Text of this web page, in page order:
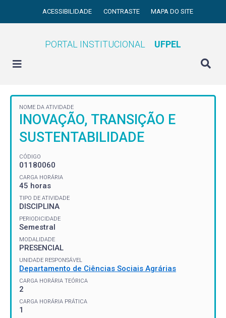
ACESSIBILIDADE CONTRASTE MAPA DO SITE
PORTAL INSTITUCIONAL UFPEL
NOME DA ATIVIDADE
INOVAÇÃO, TRANSIÇÃO E
SUSTENTABILIDADE
CÓDIGO
01180060
CARGA HORÁRIA
45 horas
TIPO DE ATIVIDADE
DISCIPLINA
PERIODICIDADE
Semestral
MODALIDADE
PRESENCIAL
UNIDADE RESPONSÁVEL
Departamento de Ciências Sociais Agrárias
CARGA HORÁRIA TEÓRICA
2
CARGA HORÁRIA PRÁTICA
1